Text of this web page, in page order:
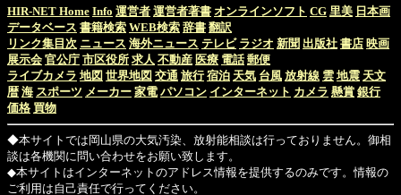
HIR-NET Home Info 運営者 運営者著書 オンラインソフト CG 里美 日本画
データベース 書籍検索 WEB検索 辞書 翻訳
リンク集目次 ニュース 海外ニュース テレビ ラジオ 新聞 出版社 書店 映画
展示会 官公庁 市区役所 求人 不動産 医療 電話 郵便
ライブカメラ 地図 世界地図 交通 旅行 宿泊 天気 台風 放射線 雲 地震 天文
暦 海 スポーツ メーカー 家電 パソコン インターネット カメラ 懸賞 銀行
価格 買物
◆本サイトでは岡山県の大気汚染、放射能相談は行っておりません。御相
談は各機関に問い合わせをお願い致します。
◆本サイトはインターネットのアドレス情報を提供するのみです。情報の
ご利用は自己責任で行ってください。